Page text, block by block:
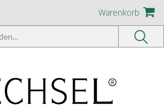
Warenkorb